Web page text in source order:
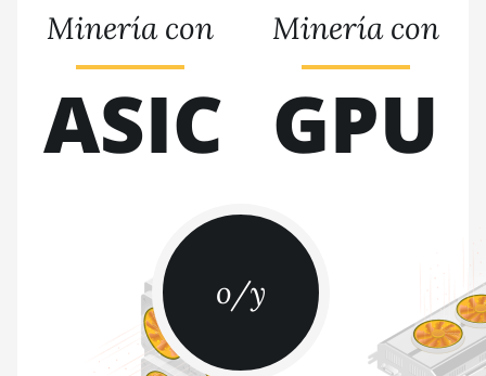
BITMAIN AntMiner S21 XP
Hyd (473Th)
BITMAIN AntMiner S21 XP
Immersion (300Th)
BITMAIN AntMiner S21+
BITMAIN AntMiner S21+
Hyd (319Th)
BITMAIN AntMiner S21e XP
o/y
Minería con
ASIC
Minería con
GPU